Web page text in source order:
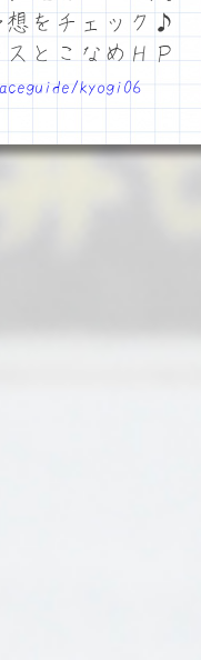
想をチェック♪
スとこなめＨＰ
kyogi06